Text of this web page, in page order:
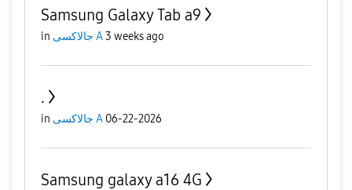
Samsung Galaxy Tab a9
in جالاكسى A3 weeks ago
.
in جالاكسى A 06-22-2026
Samsung galaxy a16 4G